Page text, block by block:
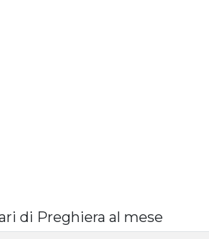
di Preghiera al mese